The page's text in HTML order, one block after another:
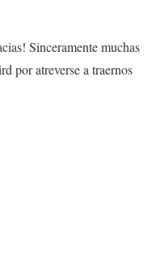
Sinceramente muchas
por atreverse a traernos